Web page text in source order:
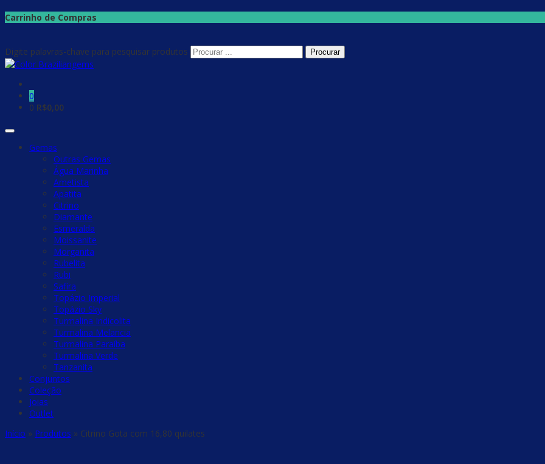
Carrinho de Compras
Digite palavras-chave para pesquisar produtos
0
0 R$0,00
Gemas
Outras Gemas
Água Marinha
Ametista
Apatita
Citrino
Diamante
Esmeralda
Moissanite
Morganita
Rubelita
Rubi
Safira
Topázio Imperial
Topázio Sky
Turmalina Indicolita
Turmalina Melancia
Turmalina Paraíba
Turmalina Verde
Tanzanita
Conjuntos
Coleção
Joias
Outlet
Início » Produtos » Citrino Gota com 16,80 quilates